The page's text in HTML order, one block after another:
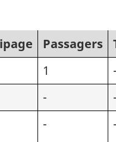
Passagers
1 -
- -
- -